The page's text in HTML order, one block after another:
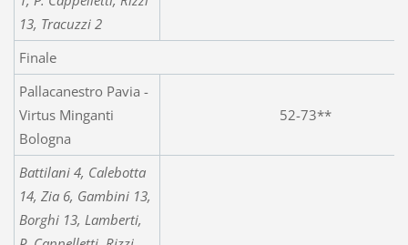
13, Tracuzzi 2
Finale
Pallacanestro Pavia -
Virtus Minganti
Bologna
52-73**
Battilani 4, Calebotta
14, Zia 6, Gambini 13,
Borghi 13, Lamberti,